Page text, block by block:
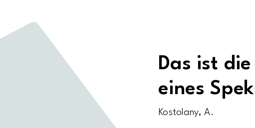
Das ist
eines
Kostolany, A.